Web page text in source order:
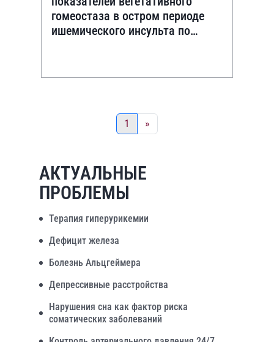
гомеостаза в остром периоде
ишемического инсульта по
терапии ц
1 »
АКТУАЛЬНЫЕ
ПРОБЛЕМЫ
Терапия гиперурикемии
Дефицит железа
Болезнь Альцгеймера
Депрессивные расстройства
Нарушения сна как фактор риска
соматических заболеваний